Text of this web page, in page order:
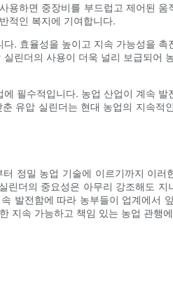
하면 중장비를 부드럽고 제어된 움
적인 복지에 기여합니다.
. 효율성을 높이고 지속 가능성을
린더의 사용이 더욱 널리 보급되어
필수적입니다. 농업 산업이 계속
유압 실린더는 현대 농업의 지속적
정밀 농업 기술에 이르기까지 이러
더의 중요성은 아무리 강조해도 지
발전함에 따라 농부들이 업계에서
지속 가능하고 책임 있는 농업 관행